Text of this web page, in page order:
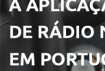
26 jul. 2026
103 -
Paulo Portas: “A
espírito liberal,
perigoso”
18 jul. 2026